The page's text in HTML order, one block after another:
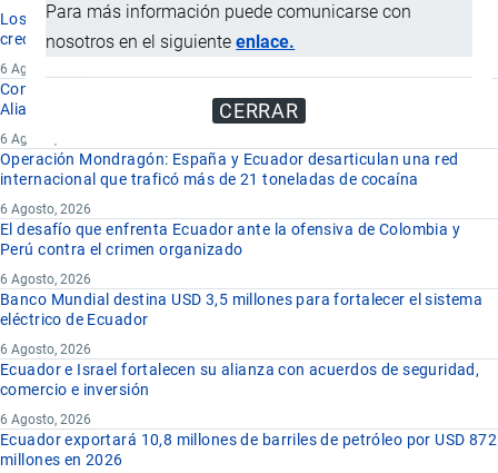
Para más información puede comunicarse con
nosotros en el siguienteenlace.
CERRAR
Los 8 proyectos mineros más importantes que impulsan el
crecimiento de la minería en Ecuador
6 Agosto, 2026
Congresistas de EE. UU. proponen que Ecuador sea designado
Aliado Importante no perteneciente a la OTAN
6 Agosto, 2026
Operación Mondragón: España y Ecuador desarticulan una red
internacional que traficó más de 21 toneladas de cocaína
6 Agosto, 2026
El desafío que enfrenta Ecuador ante la ofensiva de Colombia y
Perú contra el crimen organizado
6 Agosto, 2026
Banco Mundial destina USD 3,5 millones para fortalecer el sistema
eléctrico de Ecuador
6 Agosto, 2026
Ecuador e Israel fortalecen su alianza con acuerdos de seguridad,
comercio e inversión
6 Agosto, 2026
Ecuador exportará 10,8 millones de barriles de petróleo por USD 872
millones en 2026